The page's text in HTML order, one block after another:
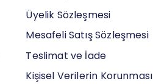
Üyelik Sözleşmesi
Mesafeli Satış Sözleşmesi
Teslimat ve İade
Kişisel Verilerin Korunması